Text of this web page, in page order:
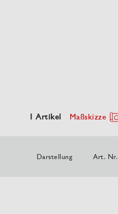
1 Artikel Maßskizze
Darstellung Art. Nr.